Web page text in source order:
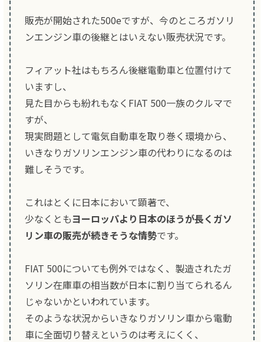
販売が開始された500eですが、今のところガソリ
ンエンジン車の後継とはいえない販売状況です。
フィアット社はもちろん後継電動車と位置付けて
いますし、
見た目からも紛れもなくFIAT 500一族のクルマで
すが、
現実問題として電気自動車を取り巻く環境から、
いきなりガソリンエンジン車の代わりになるのは
難しそうです。
これはとくに日本において顕著で、
少なくともヨーロッパより日本のほうが長くガソ
リン車の販売が続きそうな情勢です。
FIAT 500についても例外ではなく、製造されたガ
ソリン在庫車の相当数が日本に割り当てられるん
じゃないかといわれています。
そのような状況からいきなりガソリン車から電動
車に全面切り替えというのは考えにくく、